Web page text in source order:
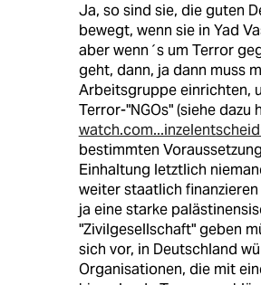
Ja, so sind sie, die guten
bewegt, wenn sie in Yad
aber wenn´s um Terror
geht, dann, ja dann muss
Arbeitsgruppe einrichten,
Terror-"NGOs" (siehe dazu
bestimmten
Einhaltung letztlich
weiter staatlich finanzieren
ja eine starke
"Zivilgesellschaft" geben
sich vor, in Deutschland
Organisationen, die mit